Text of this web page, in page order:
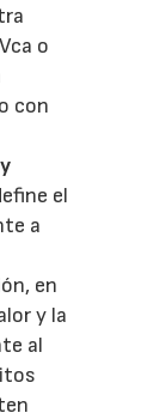
o
con
el
a
en
y la
al